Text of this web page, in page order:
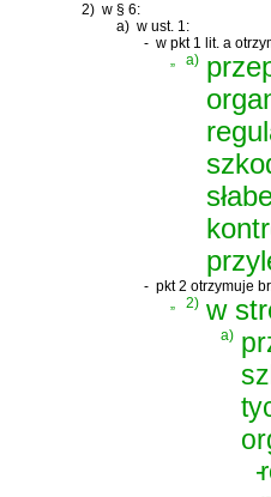
2) w § 6:
a) w ust. 1:
- w pkt 1 lit. a
„
a)
- pkt 2 otrzymuje
„
2) w
a)